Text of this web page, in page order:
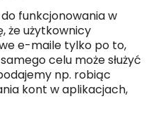
funkcjonowania w
że użytkownicy
e-maile tylko po to,
celu może służyć
np. robiąc
kont w aplikacjach,